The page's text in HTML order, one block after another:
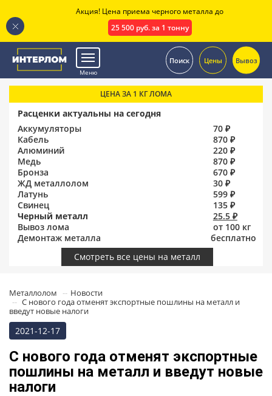
Меню
Поиск Цены Вывоз
ЦЕНА ЗА 1 КГ ЛОМА
Расценки актуальны на сегодня
Аккумуляторы
70 ₽
Кабель
870 ₽
Алюминий
220 ₽
Медь
870 ₽
Бронза
670 ₽
ЖД металлолом
30 ₽
Латунь
599 ₽
Свинец
135 ₽
Черный металл
25.5 ₽
Вывоз лома
от 100 кг
Демонтаж металла
бесплатно
Смотреть все цены на металл
Металлолом
Новости
С нового года отменят экспортные пошлины на металл и
введут новые налоги
2021-12-17
С нового года отменят экспортные
пошлины на металл и введут новые
налоги
Акция! Цена приема черного металла до
25 500 руб. за 1 тонну
.